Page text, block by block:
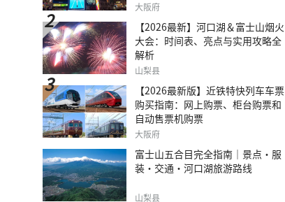
大阪府
【2026最新】河口湖＆富士山烟火
大会：时间表、亮点与实用攻略全
解析
山梨县
【2026最新版】近铁特快列车车票
购买指南：网上购票、柜台购票和
自动售票机购票
大阪府
富士山五合目完全指南｜景点·服
装·交通·河口湖旅游路线
山梨县